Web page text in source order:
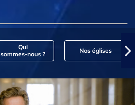
Qui
sommes‑nous ?
Nos églises